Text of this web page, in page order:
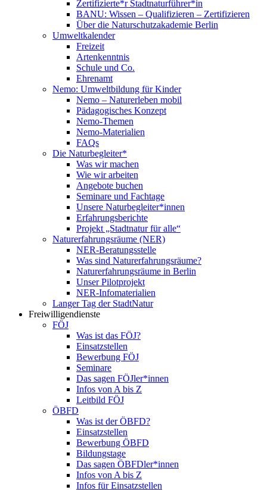
Zertifizierte*r Stadtnaturführer*in
BANU: Wissen – Qualifizieren – Zertifizieren
Über die Naturschutzakademie Berlin
Umweltkalender
Freizeit
Artenkenntnis
Schule und Co.
Ehrenamt
Nemo: Umweltbildung für Kinder
Nemo – Naturerleben mobil
Pädagogisches Konzept
Nemo-Themen
Nemo-Materialien
FAQs
Die Naturbegleiter*
Was wir machen
Wie wir arbeiten
Angebote buchen
Seminare und Fachtage
Unsere Naturbegleiter*innen
Erfahrungsberichte
Projekt „Stadtnatur für alle“
Naturerfahrungsräume (NER)
NER-Beratungsstelle
Was sind Naturerfahrungsräume?
Naturerfahrungsräume in Berlin
Unser Pilotprojekt
NER-Infomaterialien
Langer Tag der StadtNatur
Freiwilligendienste
FÖJ
Was ist das FÖJ?
Einsatzstellen
Bewerbung FÖJ
Seminare
Das sagen FÖJler*innen
Infos von A bis Z
Leitbild FÖJ
ÖBFD
Was ist der ÖBFD?
Einsatzstellen
Bewerbung ÖBFD
Bildungstage
Das sagen ÖBFDler*innen
Infos von A bis Z
Infos für Einsatzstellen